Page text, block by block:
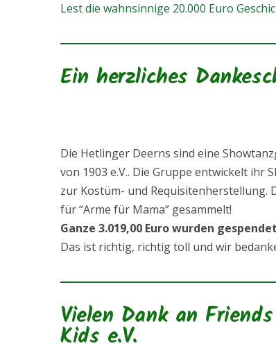
Lest die wahnsinnige 20.000 Euro
Ein herzliches
Die Hetlinger Deerns sind eine
von 1903 e.V.. Die Gruppe entwickelt ihr
zur Kostüm- und Requisitenherstellung.
für “Arme für Mama” gesammelt!
Ganze 3.019,00 Euro wurden
Das ist richtig, richtig toll und wir
Vielen Dank an
Kids e.V.